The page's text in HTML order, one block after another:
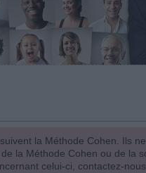
la Méthode Cohen. Ils
la Méthode Cohen ou de la
celui-ci, contactez-